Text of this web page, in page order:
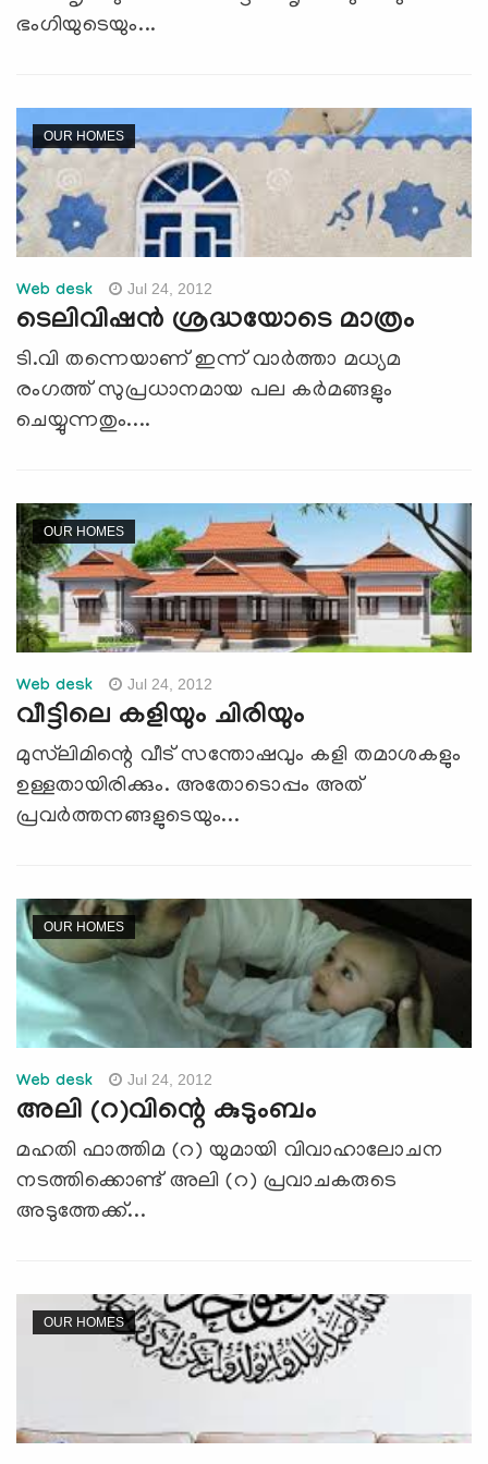
ഭംഗിയുടെയും...
OUR HOMES
Web desk Jul 24, 2012
ടെലിവിഷന്‍ ശ്രദ്ധയോടെ മാത്രം
ടി.വി തന്നെയാണ് ഇന്ന് വാര്‍ത്താ മധ്യമ
രംഗത്ത് സുപ്രധാനമായ പല കര്‍മങ്ങളും
ചെയ്യുന്നതും....
OUR HOMES
Web desk Jul 24, 2012
വീട്ടിലെ കളിയും ചിരിയും
മുസ്‌ലിമിന്റെ വീട് സന്തോഷവും കളി തമാശകളും
ഉള്ളതായിരിക്കും. അതോടൊപ്പം അത്
പ്രവര്‍ത്തനങ്ങളുടെയും...
OUR HOMES
Web desk Jul 24, 2012
അലി (റ)വിന്റെ കുടുംബം
മഹതി ഫാത്തിമ (റ) യുമായി വിവാഹാലോചന
നടത്തിക്കൊണ്ട് അലി (റ) പ്രവാചകരുടെ
അടുത്തേക്ക്‌...
OUR HOMES